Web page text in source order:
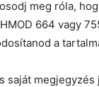
meg róla,
664 vagy
a
saját megjegyzés